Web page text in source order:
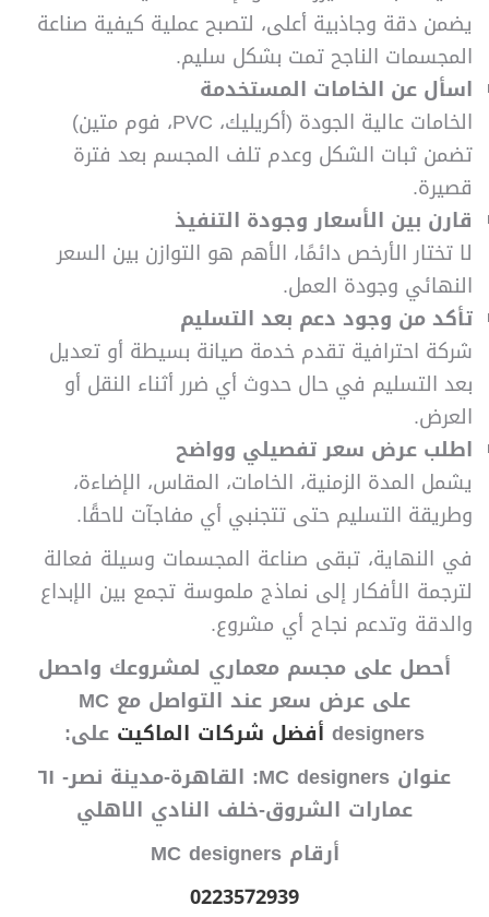
يضمن دقة وجاذبية أعلى، لتصبح عملية كيفية صناعة
المجسمات الناجح تمت بشكل سليم.
اسأل عن الخامات المستخدمة
الخامات عالية الجودة (أكريليك، PVC، فوم متين)
تضمن ثبات الشكل وعدم تلف المجسم بعد فترة
قصيرة.
قارن بين الأسعار وجودة التنفيذ
لا تختار الأرخص دائمًا، الأهم هو التوازن بين السعر
النهائي وجودة العمل.
تأكد من وجود دعم بعد التسليم
شركة احترافية تقدم خدمة صيانة بسيطة أو تعديل
بعد التسليم في حال حدوث أي ضرر أثناء النقل أو
العرض.
اطلب عرض سعر تفصيلي وواضح
يشمل المدة الزمنية، الخامات، المقاس، الإضاءة،
وطريقة التسليم حتى تتجنبي أي مفاجآت لاحقًا.
في النهاية، تبقى صناعة المجسمات وسيلة فعالة
لترجمة الأفكار إلى نماذج ملموسة تجمع بين الإبداع
والدقة وتدعم نجاح أي مشروع.
أحصل على مجسم معماري لمشروعك واحصل
على عرض سعر عند التواصل مع MC
designers أفضل شركات الماكيت على:
عنوان MC designers: القاهرة-مدينة نصر- ٦١
عمارات الشروق-خلف النادي الاهلي
أرقام MC designers
0223572939